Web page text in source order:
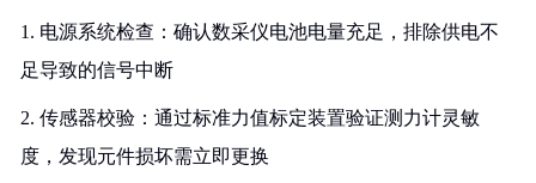
1. 电源系统检查：确认数采仪电池电量充足，排除供电不
足导致的信号中断
2. 传感器校验：通过标准力值标定装置验证测力计灵敏
度，发现元件损坏需立即更换